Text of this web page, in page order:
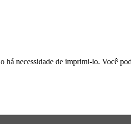
há necessidade de imprimi-lo. Você